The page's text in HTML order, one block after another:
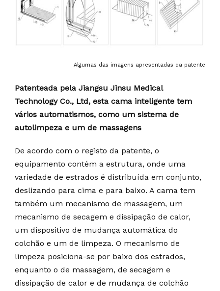
Algumas das imagens apresentadas da patente
Patenteada pela Jiangsu Jinsu Medical
Technology Co., Ltd, esta cama inteligente tem
vários automatismos, como um sistema de
autolimpeza e um de massagens
De acordo com o registo da patente, o
equipamento contém a estrutura, onde uma
variedade de estrados é distribuída em conjunto,
deslizando para cima e para baixo. A cama tem
também um mecanismo de massagem, um
mecanismo de secagem e dissipação de calor,
um dispositivo de mudança automática do
colchão e um de limpeza. O mecanismo de
limpeza posiciona-se por baixo dos estrados,
enquanto o de massagem, de secagem e
dissipação de calor e de mudança de colchão